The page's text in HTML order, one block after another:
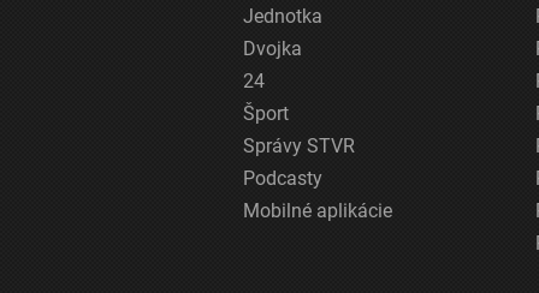
Jednotka
Dvojka
24
Šport
Správy STVR
Podcasty
Mobilné aplikácie